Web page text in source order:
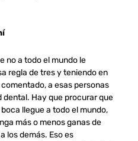
no a todo el mundo le
regla de tres y teniendo en
a esas personas
dental. Hay que procurar que
llegue a todo el mundo,
más o menos ganas de
los demás. Eso es